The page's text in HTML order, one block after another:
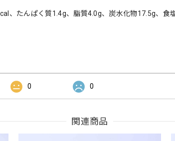
、たんぱく質1.4g、脂質4.0g、炭水化物17.5g、食
0 0
関連商品